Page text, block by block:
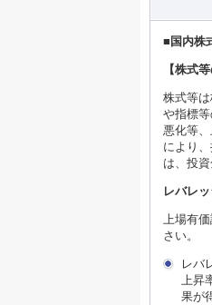
■国内株
【株式
株式等
や指標
悪化等
により
は、投
レバレ
上場有
さい。
レバ
上昇
果が